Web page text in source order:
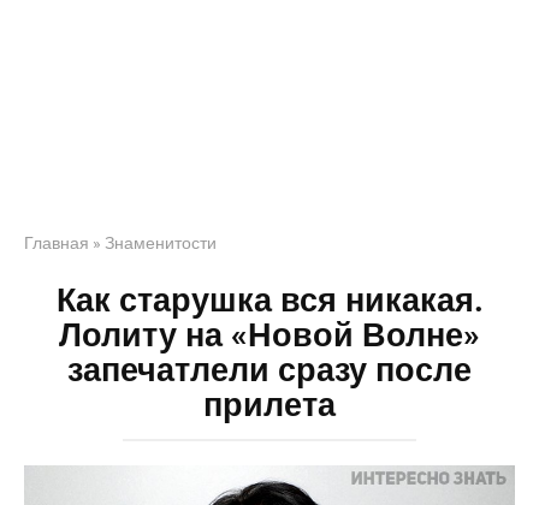
Главная » Знаменитости
Как старушка вся никакая.
Лолиту на «Новой Волне»
запечатлели сразу после
прилета